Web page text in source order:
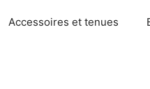
Accessoires et tenues